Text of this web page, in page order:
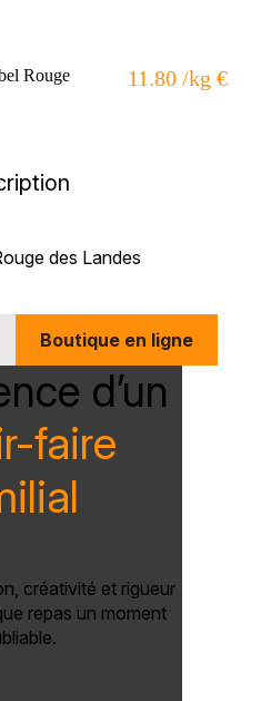
Rouge
11.80 /kg €
des Landes
Boutique en ligne
d’un
faire
créativité et rigueur
repas un moment